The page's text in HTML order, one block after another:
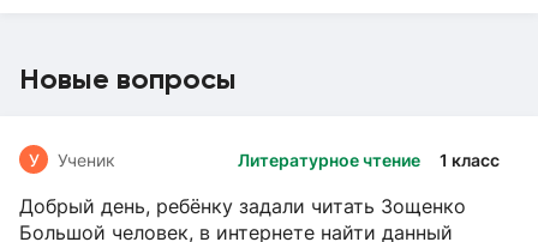
Новые вопросы
Литературное чтение 1 класс
У Ученик
Добрый день, ребёнку задали читать Зощенко
Большой человек, в интернете найти данный